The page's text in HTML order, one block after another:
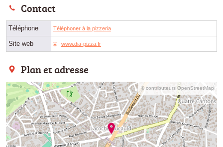
Contact
Téléphone Téléphoner à la pizzeria
Site web www.dia-pizza.fr
Plan et adresse
© contributeurs OpenStreetMap